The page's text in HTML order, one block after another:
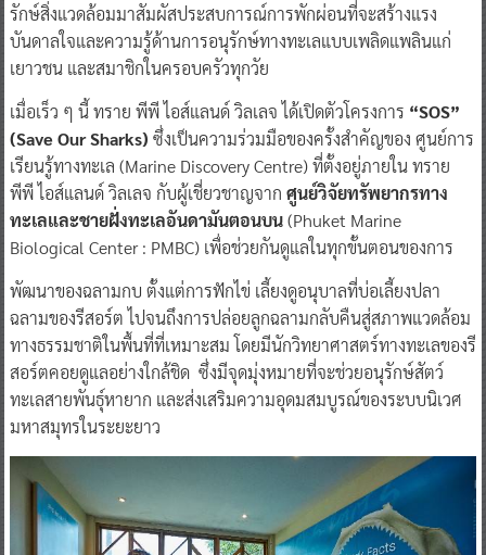
รักษ์สิ่งแวดล้อมมาสัมผัสประสบการณ์การพักผ่อนที่จะสร้างแรง
บันดาลใจและความรู้ด้านการอนุรักษ์ทางทะเลแบบเพลิดแพลินแก่
เยาวชน และสมาชิกในครอบครัวทุกวัย
เมื่อเร็ว ๆ นี้ ทราย พีพี ไอส์แลนด์ วิลเลจ ได้เปิดตัวโครงการ “SOS”
(Save Our Sharks) ซึ่งเป็นความร่วมมือของครั้งสำคัญของ ศูนย์การ
เรียนรู้ทางทะเล (Marine Discovery Centre) ที่ตั้งอยู่ภายใน ทราย
พีพี ไอส์แลนด์ วิลเลจ กับผู้เชี่ยวชาญจาก ศูนย์วิจัยทรัพยากรทาง
ทะเลและชายฝั่งทะเลอันดามันตอนบน(Phuket Marine
Biological Center : PMBC) เพื่อช่วยกันดูแลในทุกขั้นตอนของการ
พัฒนาของฉลามกบ ตั้งแต่การฟักไข่ เลี้ยงดูอนุบาลที่บ่อเลี้ยงปลา
ฉลามของรีสอร์ต ไปจนถึงการปล่อยลูกฉลามกลับคืนสู่สภาพแวดล้อม
ทางธรรมชาติในพื้นที่ที่เหมาะสม โดยมีนักวิทยาศาสตร์ทางทะเลของรี
สอร์ตคอยดูแลอย่างใกล้ชิด ซึ่งมีจุดมุ่งหมายที่จะช่วยอนุรักษ์สัตว์
ทะเลสายพันธุ์หายาก และส่งเสริมความอุดมสมบูรณ์ของระบบนิเวศ
มหาสมุทรในระยะยาว